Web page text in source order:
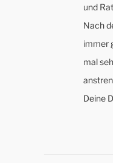
und
Nach
immer
mal
Deine